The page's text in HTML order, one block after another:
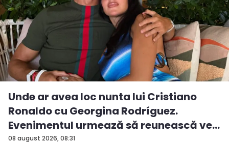
08 august 2026, 08:31
Unde ar avea loc nunta lui Cristiano
Ronaldo cu Georgina Rodríguez.
Evenimentul urmează să reunească ve...